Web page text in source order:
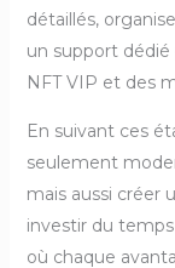
détaillés,
un support
NFT VIP et des
En suivant ces
seulement
mais aussi créer
investir du
où chaque